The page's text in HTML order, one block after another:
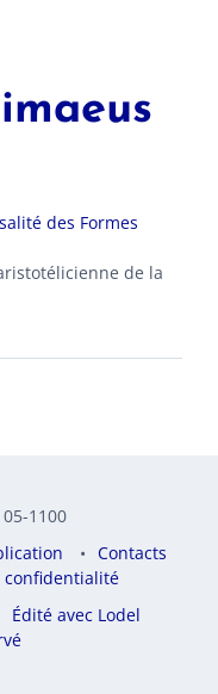
des Formes
de la
1100
Contacts
confidentialité
Édité avec Lodel